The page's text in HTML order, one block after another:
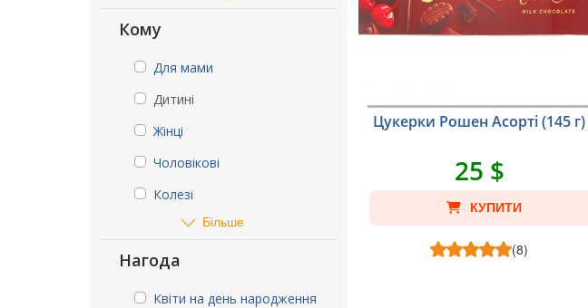
Кому
Для мами
Дитині
Жінці
Чоловікові
Колезі
Більше
Нагода
Квіти на день народження
Цукерки Рошен Асорті (145 г)
25 $
КУПИТИ
(8)